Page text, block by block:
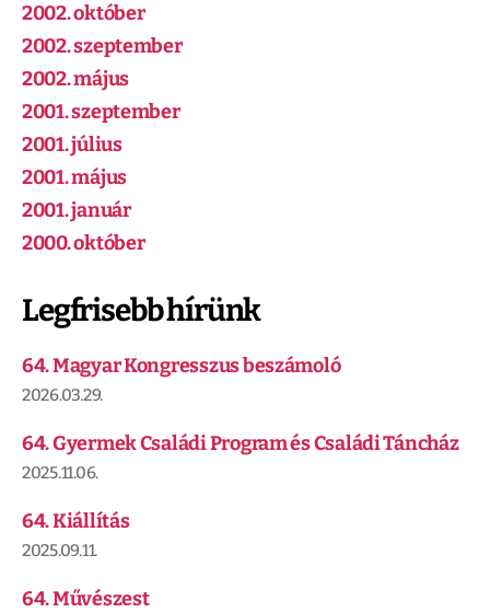
2002. október
2002. szeptember
2002. május
2001. szeptember
2001. július
2001. május
2001. január
2000. október
Legfrisebb hírünk
64. Magyar Kongresszus beszámoló
2026.03.29.
64. Gyermek Családi Program és Családi Táncház
2025.11.06.
64. Kiállítás
2025.09.11.
64. Művészest